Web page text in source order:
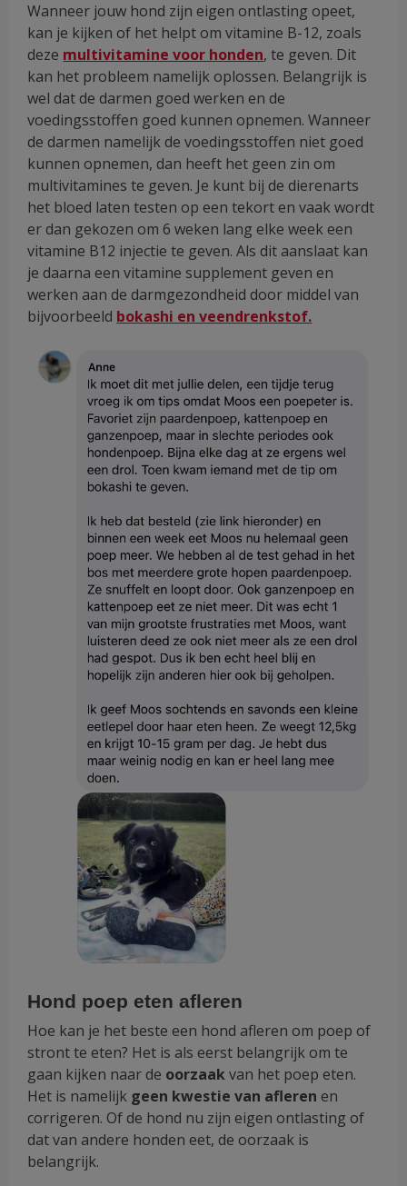
Wanneer jouw hond zijn eigen ontlasting opeet,
kan je kijken of het helpt om vitamine B-12, zoals
deze multivitamine voor honden, te geven. Dit
kan het probleem namelijk oplossen. Belangrijk is
wel dat de darmen goed werken en de
voedingsstoffen goed kunnen opnemen. Wanneer
de darmen namelijk de voedingsstoffen niet goed
kunnen opnemen, dan heeft het geen zin om
multivitamines te geven. Je kunt bij de dierenarts
het bloed laten testen op een tekort en vaak wordt
er dan gekozen om 6 weken lang elke week een
vitamine B12 injectie te geven. Als dit aanslaat kan
je daarna een vitamine supplement geven en
werken aan de darmgezondheid door middel van
bijvoorbeeld bokashi en veendrenkstof.
Hond poep eten afleren
Hoe kan je het beste een hond afleren om poep of
stront te eten? Het is als eerst belangrijk om te
gaan kijken naar de oorzaakvan het poep eten.
Het is namelijk geen kwestie van afleren en
corrigeren. Of de hond nu zijn eigen ontlasting of
dat van andere honden eet, de oorzaak is
belangrijk.